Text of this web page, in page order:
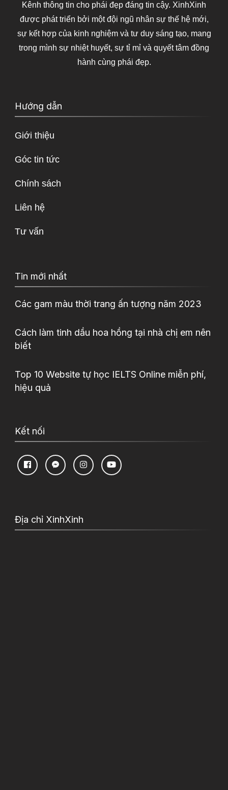
Kênh thông tin cho phái đẹp đáng tin cậy. XinhXinh
được phát triển bởi một đội ngũ nhân sự thế hệ mới,
sự kết hợp của kinh nghiệm và tư duy sáng tạo, mang
trong mình sự nhiệt huyết, sự tỉ mỉ và quyết tâm đồng
hành cùng phái đẹp.
Hướng dẫn
Giới thiệu
Góc tin tức
Chính sách
Liên hệ
Tư vấn
Tin mới nhất
Các gam màu thời trang ấn tượng năm 2023
Cách làm tinh dầu hoa hồng tại nhà chị em nên
biết
Top 10 Website tự học IELTS Online miễn phí,
hiệu quả
Kết nối
Địa chỉ XinhXinh